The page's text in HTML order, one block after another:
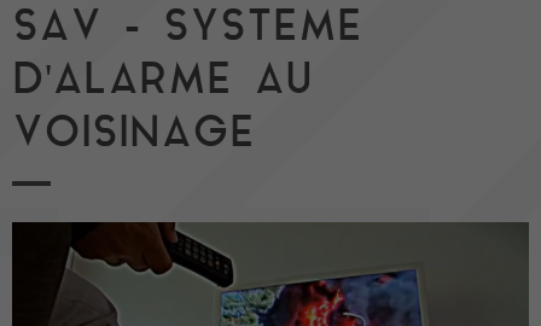
SAV - SYSTEME
D'ALARME AU
VOISINAGE